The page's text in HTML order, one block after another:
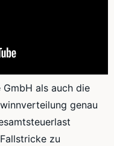
als auch die
genau
zu